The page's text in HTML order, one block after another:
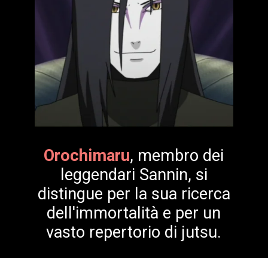
Orochimaru, membro dei
leggendari Sannin, si
distingue per la sua ricerca
dell'immortalità e per un
vasto repertorio di jutsu.